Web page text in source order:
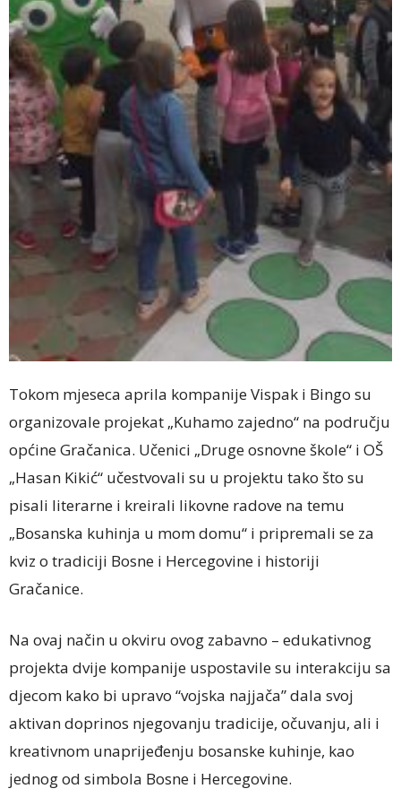
Tokom mjeseca aprila kompanije Vispak i Bingo su
organizovale projekat „Kuhamo zajedno“ na području
općine Gračanica. Učenici „Druge osnovne škole“ i OŠ
„Hasan Kikić“ učestvovali su u projektu tako što su
pisali literarne i kreirali likovne radove na temu
„Bosanska kuhinja u mom domu“ i pripremali se za
kviz o tradiciji Bosne i Hercegovine i historiji
Gračanice.
Na ovaj način u okviru ovog zabavno – edukativnog
projekta dvije kompanije uspostavile su interakciju sa
djecom kako bi upravo “vojska najjača” dala svoj
aktivan doprinos njegovanju tradicije, očuvanju, ali i
kreativnom unaprijeđenju bosanske kuhinje, kao
jednog od simbola Bosne i Hercegovine.